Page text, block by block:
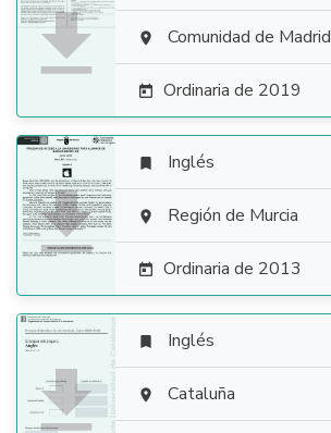
  Comunidad de Madrid
 Ordinaria de 2019

 Inglés
 Región de Murcia
 Ordinaria de 2013

 Inglés
 Cataluña